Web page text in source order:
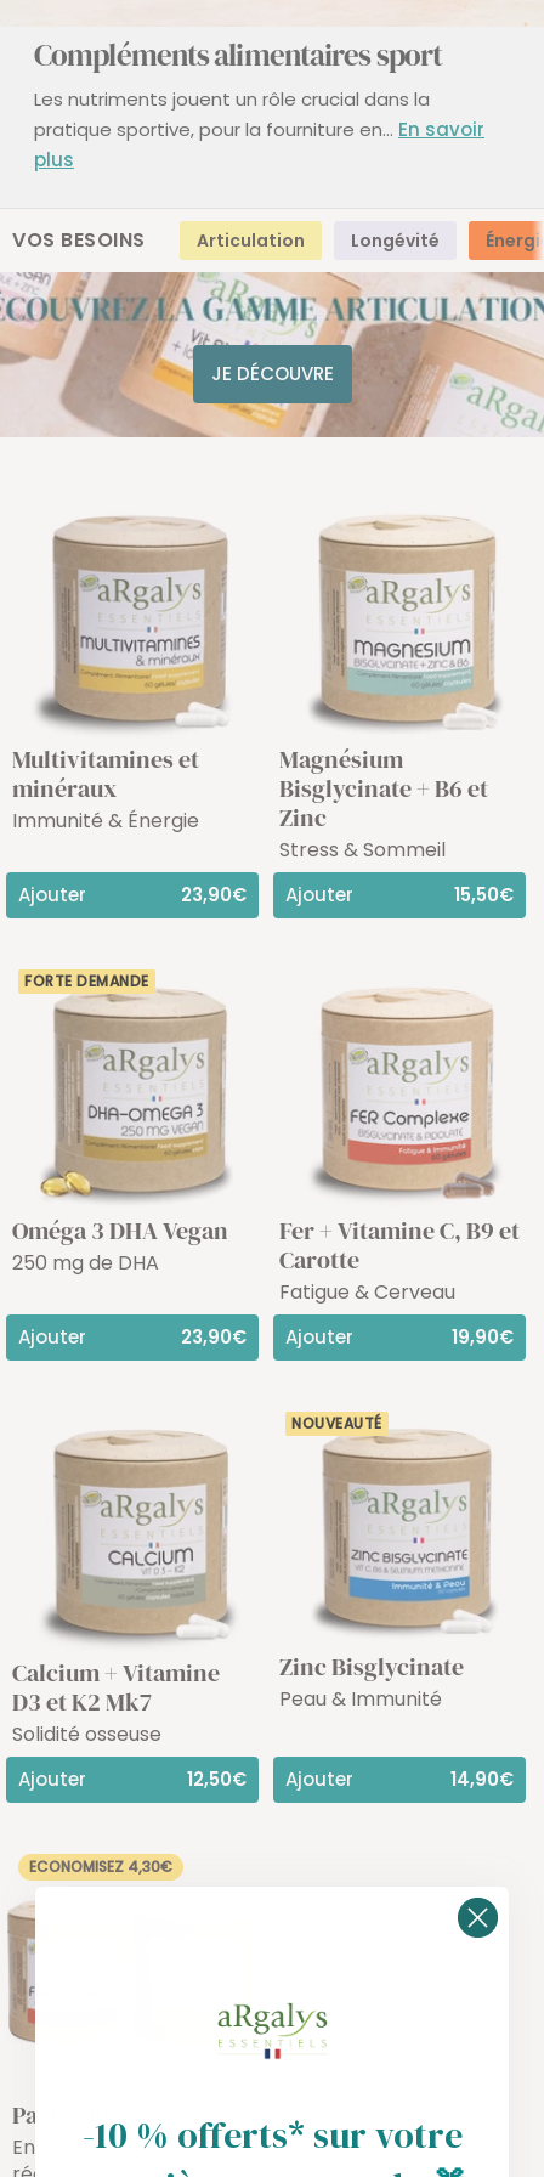
Compléments alimentaires sport
Les nutriments jouent un rôle crucial dans la
pratique sportive, pour la fourniture en... En savoir
plus
VOS BESOINS Articulation Longévité
JE DÉCOUVRE
Multivitamines et
minéraux
Immunité & Énergie
Ajouter 23,90€
Magnésium
Bisglycinate + B6 et
Zinc
Stress & Sommeil
Ajouter 15,50€
FORTE DEMANDE
Oméga 3 DHA Vegan
250 mg de DHA
Ajouter 23,90€
Fer + Vitamine C, B9 et
Carotte
Fatigue & Cerveau
Ajouter 19,90€
Calcium + Vitamine
D3 et K2 Mk7
Solidité osseuse
Ajouter 12,50€
NOUVEAUTÉ
Zinc Bisglycinate
Peau & Immunité
Ajouter 14,90€
ECONOMISEZ 4,30€
Pack Sport
Endurance &-10 % offerts* sur votre